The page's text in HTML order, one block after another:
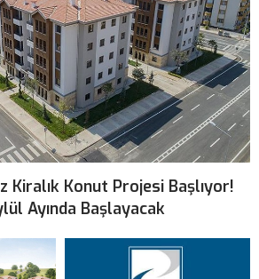
Kiralık Konut Projesi Başlıyor!
Ayında Başlayacak